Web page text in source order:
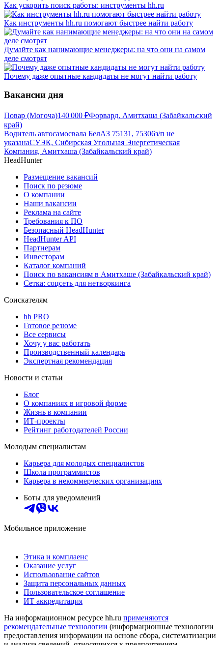
Как ускорить поиск работы: инструменты hh.ru
Как инструменты hh.ru помогают быстрее найти работу
Думайте как нанимающие менеджеры: на что они на самом
деле смотрят
Почему даже опытные кандидаты не могут найти работу
Вакансии дня
Повар (Могоча)140 000 ₽Форвард, Амитхаша (Забайкальский
край)
Водитель автосамосвала БелАЗ 75131, 75306з/п не
указанаСУЭК, Сибирская Угольная Энергетическая
Компания, Амитхаша (Забайкальский край)
HeadHunter
Размещение вакансий
Поиск по резюме
О компании
Наши вакансии
Реклама на сайте
Требования к ПО
Безопасный HeadHunter
HeadHunter API
Партнерам
Инвесторам
Каталог компаний
Поиск по вакансиям в Амитхаше (Забайкальский край)
Сетка: соцсеть для нетворкинга
Соискателям
hh PRO
Готовое резюме
Все сервисы
Хочу у вас работать
Производственный календарь
Экспертная рекомендация
Новости и статьи
Блог
О компаниях в игровой форме
Жизнь в компании
ИТ-проекты
Рейтинг работодателей России
Молодым специалистам
Карьера для молодых специалистов
Школа программистов
Карьера в некоммерческих организациях
Боты для уведомлений
Мобильное приложение
Этика и комплаенс
Оказание услуг
Использование сайтов
Защита персональных данных
Пользовательское соглашение
ИТ аккредитация
На информационном ресурсе hh.ru применяются
рекомендательные технологии (информационные технологии
предоставления информации на основе сбора, систематизации